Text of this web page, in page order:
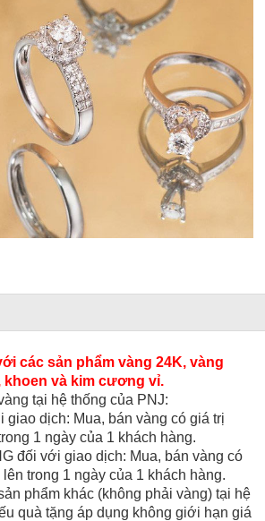
các sản phẩm vàng 24K, vàng
khoen và kim cương vỉ.
tại hệ thống của PNJ:
giao dịch: Mua, bán vàng có giá trị
1 ngày của 1 khách hàng.
đối với giao dịch: Mua, bán vàng có
trong 1 ngày của 1 khách hàng.
phẩm khác (không phải vàng) tại hệ
quà tặng áp dụng không giới hạn giá